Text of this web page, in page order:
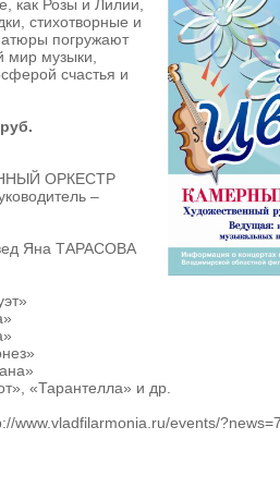
как Розы и Лилии,
стихотворные и
погружают
мир музыки,
счастья и
ОРКЕСТР
–
Яна ТАРАСОВА
«Тарантелла» и др.
www.vladfilarmonia.ru/events/